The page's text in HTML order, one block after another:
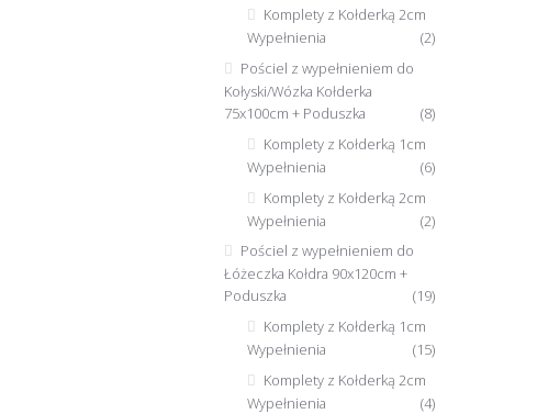
Komplety z Kołderką 2cm
Wypełnienia
(2)
Pościel z wypełnieniem do
Kołyski/Wózka Kołderka
75x100cm + Poduszka
(8)
Komplety z Kołderką 1cm
Wypełnienia
(6)
Komplety z Kołderką 2cm
Wypełnienia
(2)
Pościel z wypełnieniem do
Łóżeczka Kołdra 90x120cm +
Poduszka
(19)
Komplety z Kołderką 1cm
Wypełnienia
(15)
Komplety z Kołderką 2cm
Wypełnienia
(4)